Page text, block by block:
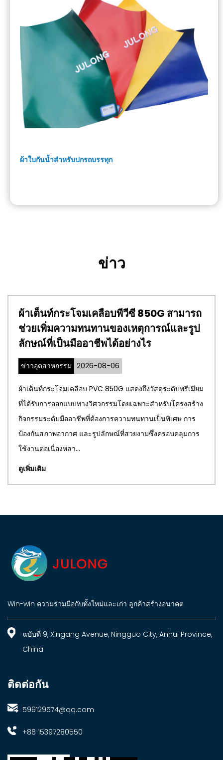
ผ้าใบกันน้ำสำหรับปกรถบรรทุก
ข่าว
พีวีซี 850G สามารถ
องเหตุการณ์และรูป
อย่างไร
แสดงถึงวัสดุระดับพรีเมียม
โดยเฉพาะสำหรับโครงสร้าง
ความทนทานเป็นพิเศษ การ
ณ์ที่สวยงามซึ่งครอบคลุมการ
อะไรทำให้เมมเบรน
เป็นตัวเลือกในอุดม
อาคารสมัยใหม่
เมมเบรนสถาปัตยกรรม
สมัย ช่วยให้สถาปนิกและวิศว
นวัตกรรมและโดดเด่นสะดุด
ด้านสุนทรียภาพเข้ากับคุณลั
Win-win ความร่วมมือกับทั้งใหม่และเก่า ลูกค้าสร้างอนาคต
ฉบับที่ 9, Xingang Avenue, Ningguo City, Anhui Province,
China
ติดต่อกัน
599129574@qq.com
+86 15397280550